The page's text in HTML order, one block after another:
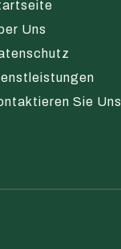
Uns
Sie Uns